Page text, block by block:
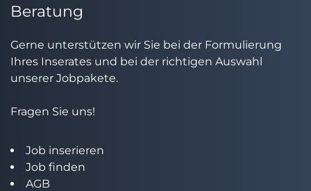
Beratung
Gerne unterstützen wir Sie bei der Formulierung
Ihres Inserates und bei der richtigen Auswahl
unserer Jobpakete.
Fragen Sie uns!
Job inserieren
Job finden
AGB